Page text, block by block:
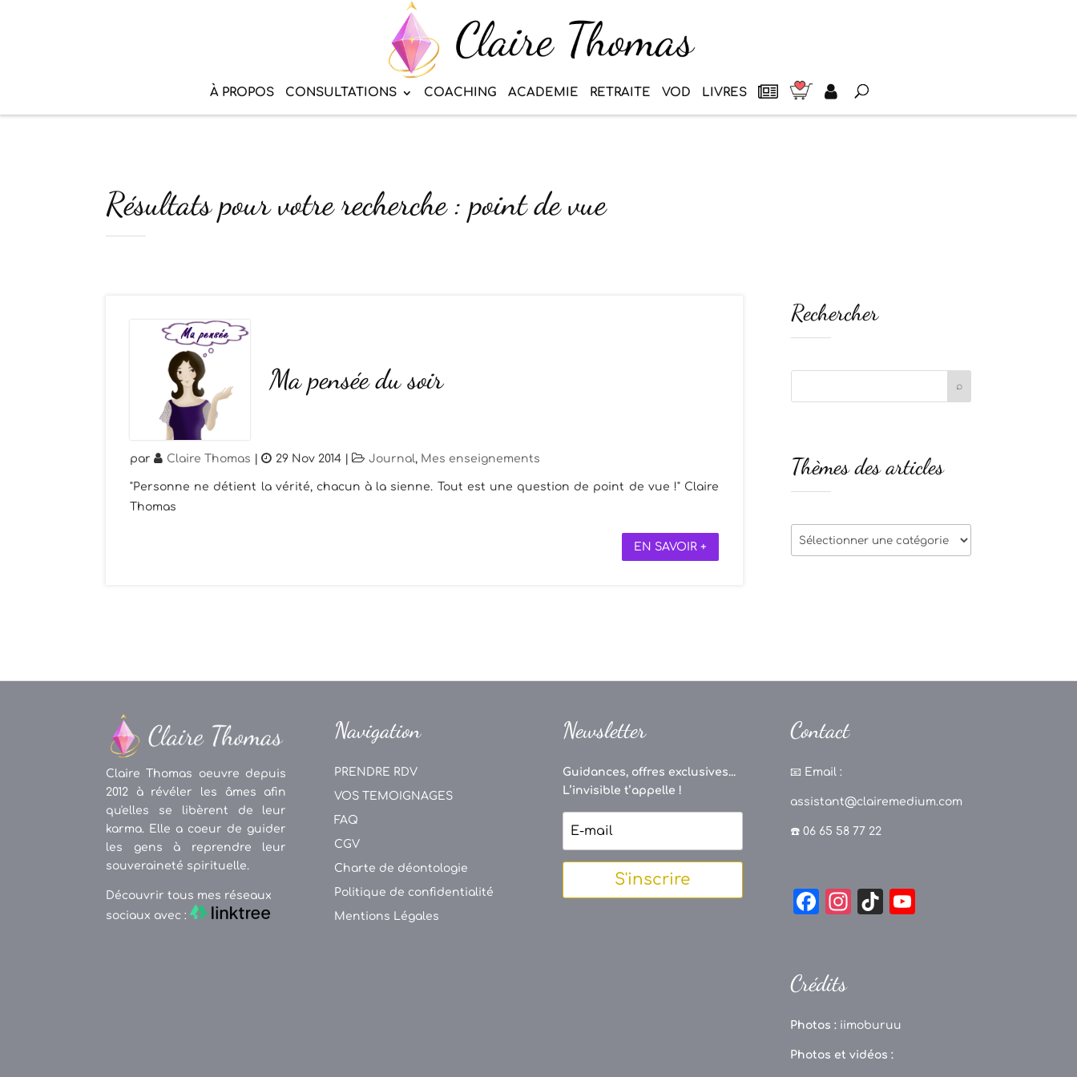
À PROPOS CONSULTATIONS COACHING ACADEMIE RETRAITE VOD LIVRES
Résultats pour votre recherche : point de vue
Ma pensée du soir
par Claire Thomas | 29 Nov 2014 | Journal, Mes enseignements
"Personne ne détient la vérité, chacun à la sienne. Tout est une question de point de vue !" Claire
Thomas
EN SAVOIR +
Rechercher
Thèmes des articles
Thèmes
des
Claire Thomas oeuvre depuis
2012 à révéler les âmes afin
qu'elles se libèrent de leur
karma. Elle a coeur de guider
les gens à reprendre leur
souveraineté spirituelle.
Découvrir tous mes réseaux
sociaux avec :
Navigation
PRENDRE RDV
VOS TEMOIGNAGES
FAQ
CGV
Charte de déontologie
Politique de confidentialité
Mentions Légales
Newsletter
Guidances, offres exclusives...
L’invisible t’appelle !
S'inscrire
Contact
📧 Email :
assistant@clairemedium.com
☎️ 06 65 58 77 22
F
e
o
o
In
a
m
Ti
Crédits
Photos : iimoburuu
Photos et vidéos :